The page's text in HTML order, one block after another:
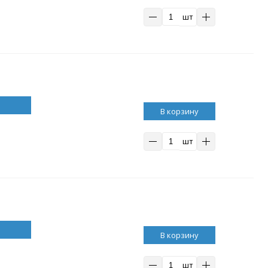
шт
В корзину
шт
В корзину
шт